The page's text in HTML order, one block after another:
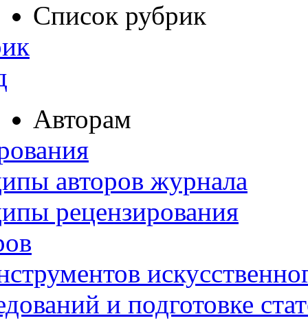
Список рубрик
Авторам
авторов журнала
рецензирования
и подготовке